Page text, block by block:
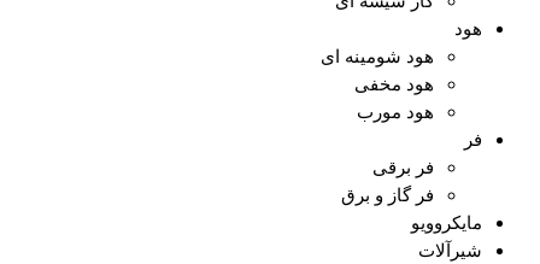
هود
هود شومینه ای
هود مخفی
هود مورب
فر
فر برقی
فر گاز و برق
مایکروویو
شیرآلات